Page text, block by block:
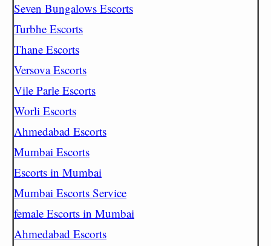
Seven Bungalows Escorts
Turbhe Escorts
Thane Escorts
Versova Escorts
Vile Parle Escorts
Worli Escorts
Ahmedabad Escorts
Mumbai Escorts
Escorts in Mumbai
Mumbai Escorts Service
female Escorts in Mumbai
Ahmedabad Escorts